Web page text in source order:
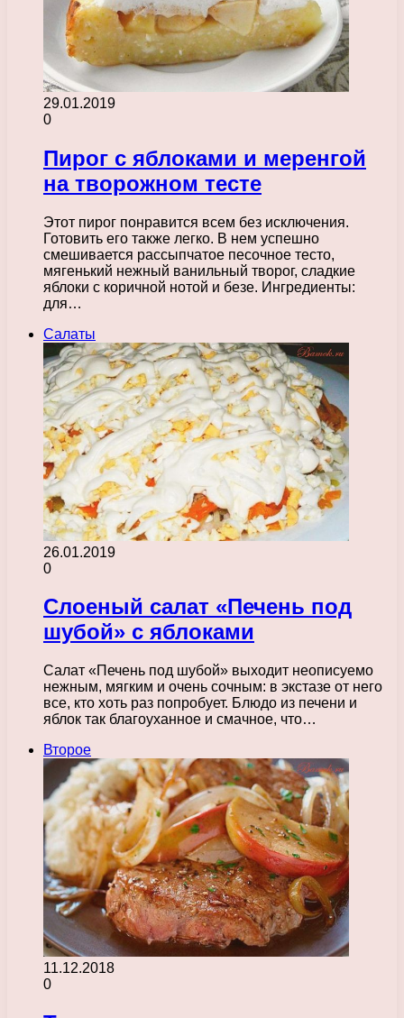
29.01.2019
0
Пирог с яблоками и меренгой
на творожном тесте
Этот пирог понравится всем без исключения.
Готовить его также легко. В нем успешно
смешивается рассыпчатое песочное тесто,
мягенький нежный ванильный творог, сладкие
яблоки с коричной нотой и безе. Ингредиенты:
для…
Салаты
26.01.2019
0
Слоеный салат «Печень под
шубой» с яблоками
Салат «Печень под шубой» выходит неописуемо
нежным, мягким и очень сочным: в экстазе от него
все, кто хоть раз попробует. Блюдо из печени и
яблок так благоуханное и смачное, что…
Второе
11.12.2018
0